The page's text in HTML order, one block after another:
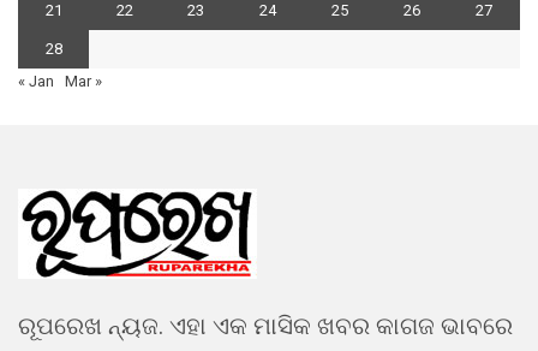
21 22 23 24 25 26 27
28
« Jan
Mar »
ରୂପରେଖ ନ୍ୟଜ. ଏହା ଏକ ମାସିକ ଖବର କାଗଜ ଭାବରେ